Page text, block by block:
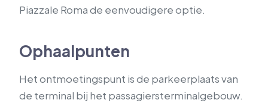
Piazzale Roma de eenvoudigere optie.
Ophaalpunten
Het ontmoetingspunt is de parkeerplaats van
de terminal bij het passagiersterminalgebouw.